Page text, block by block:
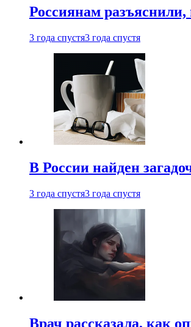
Россиянам
3 года спустя3 года спустя
В России найден
3 года спустя3 года спустя
Врач рассказала, как